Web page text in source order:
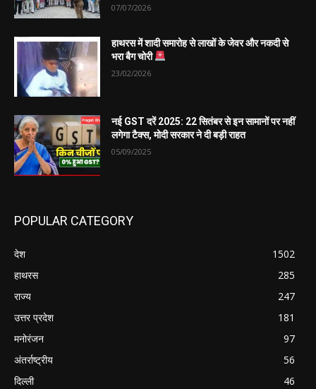
07/07/2026
हाथरस में शादी समारोह से लाखों के जेवर और नकदी से
भरा बैग चोरी
23/02/2026
नई GST दरें 2025: 22 सितंबर से इन सामानों पर नहीं
लगेगा टैक्स, मोदी सरकार ने दी बड़ी राहत
05/09/2025
POPULAR CATEGORY
देश
1502
हाथरस
285
राज्य
247
उत्तर प्रदेश
181
मनोरंजन
97
अंतर्राष्ट्रीय
56
दिल्ली
46